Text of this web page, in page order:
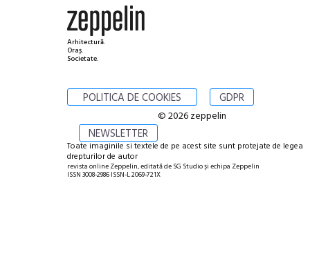
Arhitectură.
Oraș.
Societate.
POLITICA DE COOKIES GDPR
NEWSLETTER
© 2026 zeppelin
Toate imaginile si textele de pe acest site sunt protejate de legea
drepturilor de autor
revista online Zeppelin, editată de SG Studio și echipa Zeppelin
ISSN 3008-2986 ISSN-L 2069-721X